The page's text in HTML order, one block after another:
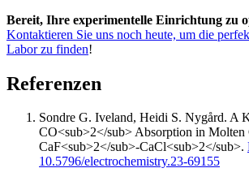
Bereit, Ihre experimentelle Einrichtung zu
Kontaktieren Sie uns noch heute, um die
Labor zu finden!
Referenzen
Sondre G. Iveland, Heidi S. Nygård. A
CO<sub>2</sub> Absorption in Molten
CaF<sub>2</sub>-CaCl<sub>2</sub>.
10.5796/electrochemistry.23-69155